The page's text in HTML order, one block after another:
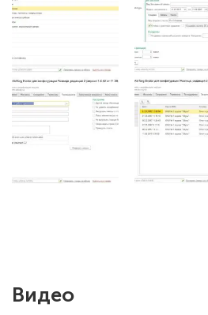
Видео